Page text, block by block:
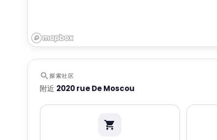
探索社区
附近 2020 rue De Moscou